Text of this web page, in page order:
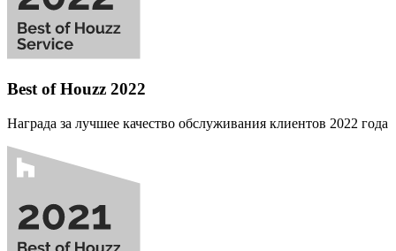
Best of Houzz 2022
Награда за лучшее качество обслуживания клиентов 2022 года